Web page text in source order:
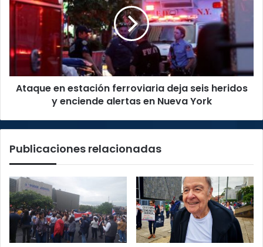
ferroviaria
heridos
y
enciende
alertas
Ataque en estación ferroviaria deja seis heridos
y enciende alertas en Nueva York
Publicaciones relacionadas